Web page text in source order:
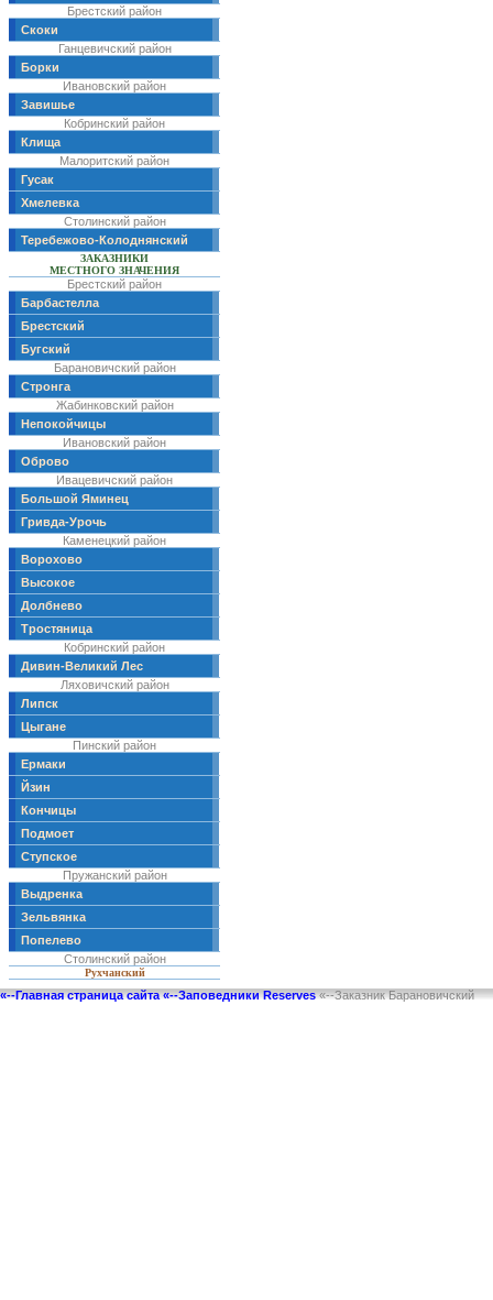
Брестский район
Скоки
Ганцевичский район
Борки
Ивановский район
Завишье
Кобринский район
Клища
Малоритский район
Гусак
Хмелевка
Столинский район
Теребежово-Колоднянский
ЗАКАЗНИКИ
МЕСТНОГО ЗНАЧЕНИЯ
Брестский район
Барбастелла
Брестский
Бугский
Барановичский район
Стронга
Жабинковский район
Непокойчицы
Ивановский район
Оброво
Ивацевичский район
Большой Яминец
Гривда-Урочь
Каменецкий район
Ворохово
Высокое
Долбнево
Тростяница
Кобринский район
Дивин-Великий Лес
Ляховичский район
Липск
Цыгане
Пинский район
Ермаки
Йзин
Кончицы
Подмоет
Ступское
Пружанский район
Выдренка
Зельвянка
Попелево
Столинский район
Рухчанский
«--Главная страница сайта«--Заповедники Reserves«--Заказник Барановичский